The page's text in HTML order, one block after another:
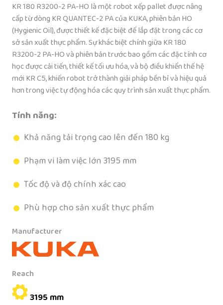
KR 180 R3200-2 PA-HO là một robot xếp pallet được nâng
cấp từ dòng KR QUANTEC-2 PA của KUKA, phiên bản HO
(Hygienic Oil), được thiết kế đặc biệt để lắp đặt trong các cơ
sở sản xuất thực phẩm. Sự khác biệt chính giữa KR 180
R3200-2 PA-HO và phiên bản trước bao gồm các đặc tính cơ
học được cải tiến, thiết kế tối ưu hóa, và bộ điều khiển thế hệ
mới KR C5, khiến robot trở thành giải pháp bền bỉ và hiệu quả
hơn trong việc tự động hóa các quy trình sản xuất thực phẩm.
Tính năng:
Khả năng tải trọng cao lên đến 180 kg
Phạm vi làm việc lớn 3195 mm
Tốc độ và độ chính xác cao
Phù hợp cho sản xuất thực phẩm
Manufacturer
Reach
3195 mm